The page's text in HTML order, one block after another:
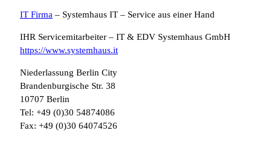
IT Firma – Systemhaus IT – Service aus einer Hand
IHR Servicemitarbeiter – IT & EDV Systemhaus GmbH
https://www.systemhaus.it
Niederlassung Berlin City
Brandenburgische Str. 38
10707 Berlin
Tel: +49 (0)30 54874086
Fax: +49 (0)30 64074526